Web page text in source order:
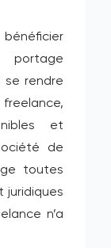
portage
se rendre
et
de
toutes
juridiques
n’a